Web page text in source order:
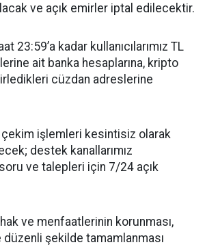
ve açık emirler iptal edilecektir.
23:59’a kadar kullanıcılarımız TL
ait banka hesaplarına, kripto
cüzdan adreslerine
işlemleri kesintisiz olarak
destek kanallarımız
soru ve talepleri için 7/24 açık
hak ve menfaatlerinin korunması,
şekilde tamamlanması